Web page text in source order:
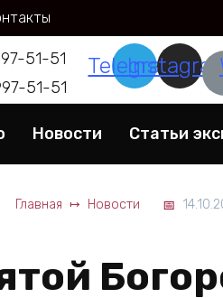
51-51
51-51
Telegram
Новости Статьи
Главная Новости